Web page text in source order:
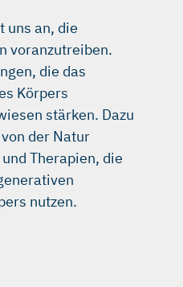
uns an, die
voranzutreiben.
die das
Körpers
stärken. Dazu
der Natur
Therapien, die
nutzen.